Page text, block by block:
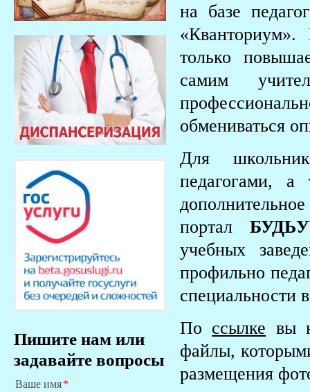
Пишите нам или
задавайте вопросы
Ваше имя
на базе
«Кванториум».
только
самим
обмениваться
Для
педагогами, а
портал
учебных
профильно
специальности
По ссылке вы
файлы,
размещения